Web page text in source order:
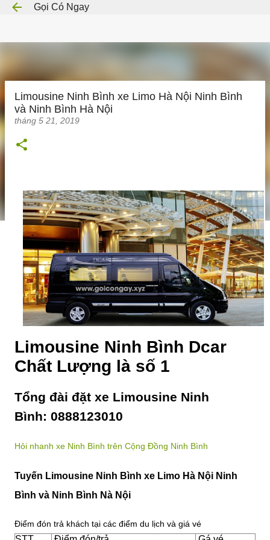
Chuyển đến nội dung chính
Gọi Có Ngay
Limousine Ninh Bình xe Limo Hà Nội Ninh Bình
và Ninh Bình Hà Nội
tháng 5 21, 2019
Limousine Ninh Bình Dcar
Chất Lượng là số 1
Tổng đài đặt xe Limousine Ninh
Bình: 0888123010
Hỏi nhanh xe Ninh Bình trên Cộng Đồng Ninh Bình
Tuyến Limousine Ninh Bình xe Limo Hà Nội Ninh
Bình và Ninh Bình Nà Nội
Điểm đón trả khách tại các điểm du lịch và giá vé